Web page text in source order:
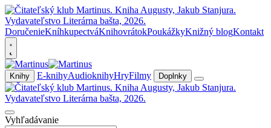
DoručenieKníhkupectváKnihovrátokPoukážkyKnižný blogKontakt
Knihy E-knihyAudioknihyHryFilmy Doplnky
Vyhľadávanie